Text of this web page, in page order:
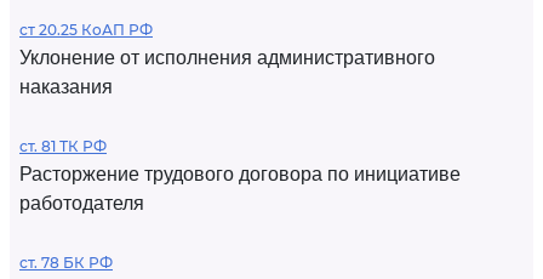
ст 20.25 КоАП РФ
Уклонение от исполнения административного
наказания
ст. 81 ТК РФ
Расторжение трудового договора по инициативе
работодателя
ст. 78 БК РФ